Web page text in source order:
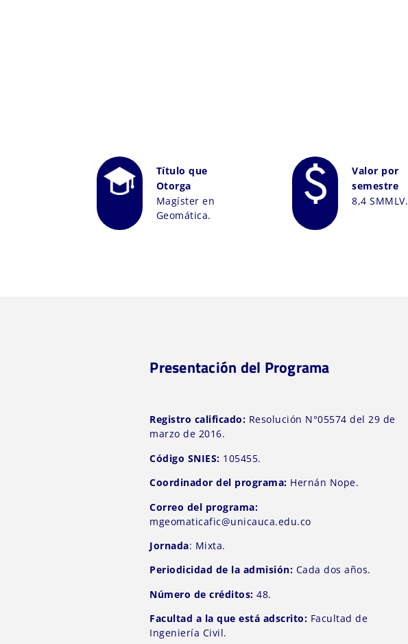
Título que
Otorga
Magíster en
Geomática.
Valor por
semestre
8,4 SMMLV.
Presentación del Programa
Registro calificado: Resolución N°05574 del 29 de
marzo de 2016.
Código SNIES: 105455.
Coordinador del programa: Hernán Nope.
Correo del programa:
mgeomaticafic@unicauca.edu.co
Jornada: Mixta.
Periodicidad de la admisión: Cada dos años.
Número de créditos: 48.
Facultad a la que está adscrito: Facultad de
Ingeniería Civil.